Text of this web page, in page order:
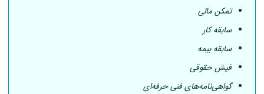
تمکن مالی
سابقه کار
سابقه بیمه
فیش حقوقی
گواهی‌نامه‌های فنی حرفه‌ای